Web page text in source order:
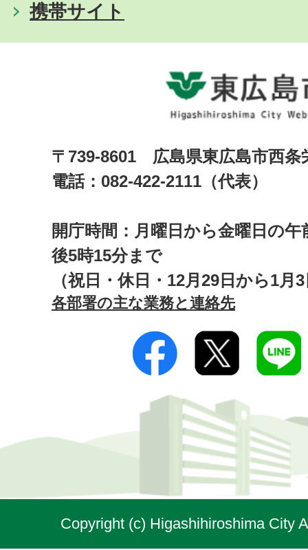
携帯サイト
〒739-8601 広島県東広島市西
電話：082-422-2111（代表）
開庁時間：月曜日から金曜日の午
後5時15分まで
（祝日・休日・12月29日から1月
各部署の主な業務と連絡先
Copyright (c) Higashihiroshima City